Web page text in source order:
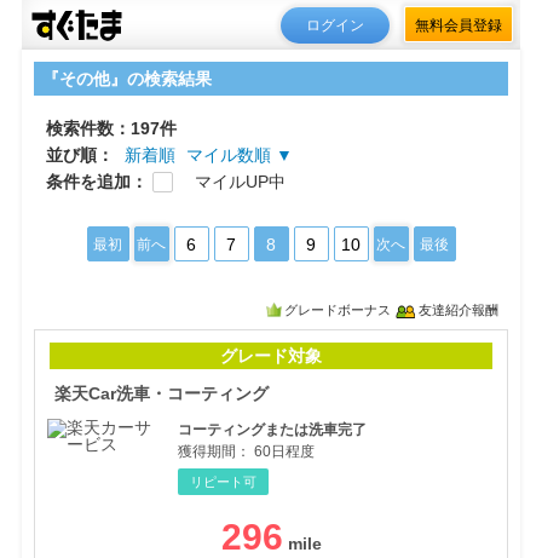
ログイン 無料会員登録
『その他』の検索結果
検索件数：197件
並び順：
新着順
マイル数順 ▼
条件を追加：
マイルUP中
最初 前へ 6 7 8 9 10 次へ 最後
グレードボーナス 友達紹介報酬
グレード対象
楽天Car洗車・コーティング
コーティングまたは洗車完了
獲得期間： 60日程度
リピート可
296